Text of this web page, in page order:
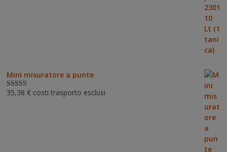
Mini misuratore a punte
Valutat
35,38 € costi trasporto esclusi